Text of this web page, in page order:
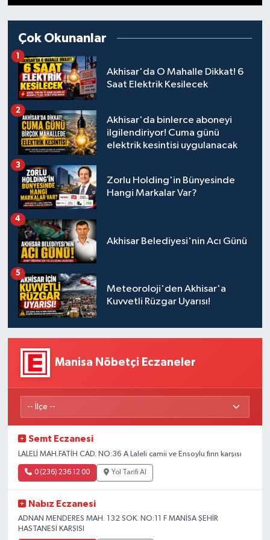
Çok Okunanlar
Akhisar'da O Mahalle Dikkat! 6
Saat Elektrik Kesilecek
1
Akhisar'da binlerce aboneyi
ilgilendiriyor! Cuma günü
elektrik kesintisi uygulanacak
2
Zorlu Holding'in Bünyesinde
Hangi Markalar Var?
3
Akhisar Belediyesi'nin Acı Günü
4
Meteoroloji'den Akhisar'a
Kuvvetli Rüzgar Uyarısı!
5
Manisa Nöbetçi Eczaneler
Semt Eczanesi
LALELİ MAH.FATİH CAD. NO:36 A Laleli camii ve Ensoylu fırın karşısı
0 (236) 236 12 00 Yol Tarifi Al
Nabız Eczanesi
ADNAN MENDERES MAH. 132 SOK. NO:11 F MANİSA ŞEHİR
HASTANESİ KARŞISI
Magazin
Kadın
Yerel Haber
Akhisar Emlak
Ülke
Etiketler
Duyurular
Sektörel
Röportaj
Dünya
Yaşam
Kadın
Teknoloji
Akhisar Emlak
Ülke
Etiketler